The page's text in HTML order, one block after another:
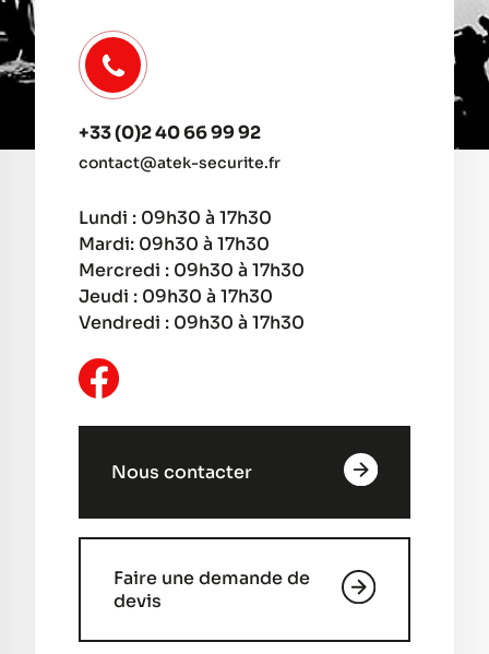
+33 (0)2 40 66 99 92
contact@atek-securite.fr
Lundi : 09h30 à 17h30
Mardi: 09h30 à 17h30
Mercredi : 09h30 à 17h30
Jeudi : 09h30 à 17h30
Vendredi : 09h30 à 17h30
Nous contacter
Faire une demande de
devis